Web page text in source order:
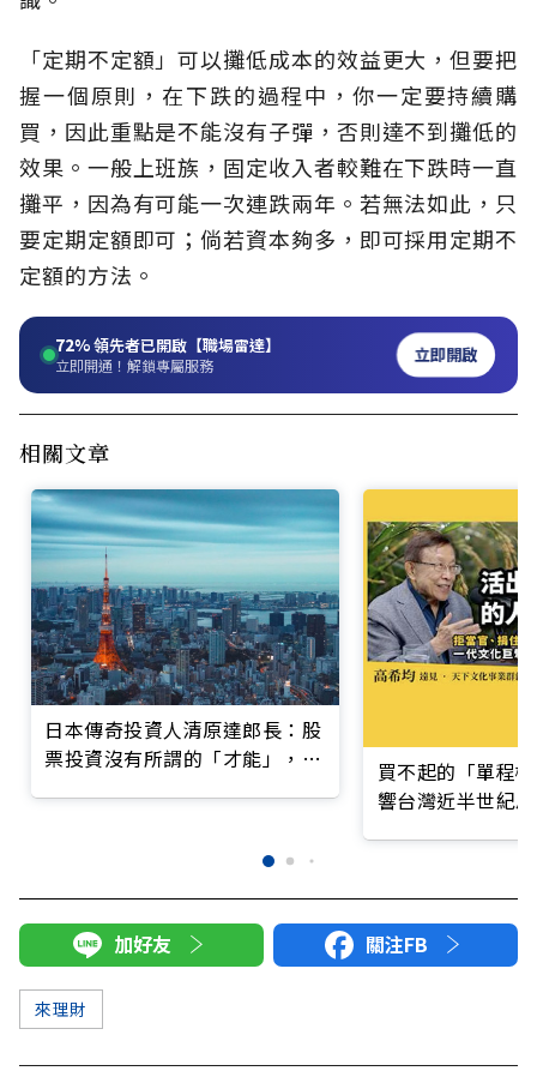
「定期不定額」可以攤低成本的效益更大，但要把
握一個原則，在下跌的過程中，你一定要持續購
買，因此重點是不能沒有子彈，否則達不到攤低的
效果。一般上班族，固定收入者較難在下跌時一直
攤平，因為有可能一次連跌兩年。若無法如此，只
要定期定額即可；倘若資本夠多，即可採用定期不
定額的方法。
72%領先者已開啟【職場雷達】
立即開通！解鎖專屬服務 立即開啟
相關文章
日本傳奇投資人清原達郎長：股
票投資沒有所謂的「才能」，關
買不起的「單程
響台灣近半世紀
加好友 關注FB
來理財